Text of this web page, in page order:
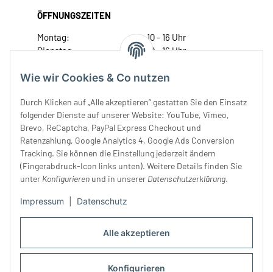
Alle akzeptieren
Konfigurieren
Wie wir Cookies & Co nutzen
Durch Klicken auf „Alle akzeptieren“ gestatten Sie den Einsatz
folgender Dienste auf unserer Website: YouTube, Vimeo,
Brevo, ReCaptcha, PayPal Express Checkout und
Ratenzahlung, Google Analytics 4, Google Ads Conversion
Tracking. Sie können die Einstellung jederzeit ändern
(Fingerabdruck-Icon links unten). Weitere Details finden Sie
unter Konfigurieren und in unserer Datenschutzerklärung.
Impressum Datenschutz
ÖFFNUNGSZEITEN
Montag:
10 - 16 Uhr
Dienstag:
10 - 16 Uhr
Donnerstag:
10 - 18 Uhr
Samstag:
10 - 14 Uhr
Unser Service
Rechtliches